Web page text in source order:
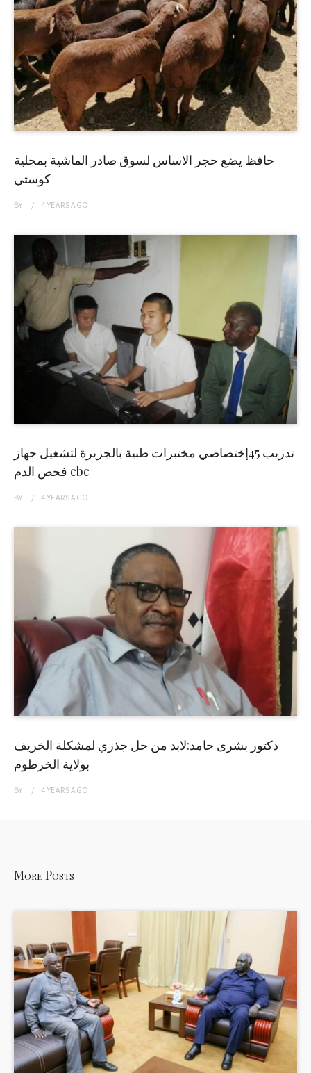
حافظ يضع حجر الاساس لسوق صادر الماشية بمحلية
كوستي
BY 4 YEARSAGO
تدريب 45إختصاصي مختبرات طبية بالجزيرة لتشغيل جهاز
فحص الدم cbc
BY 4 YEARSAGO
دكتور بشرى حامد:لابد من حل جذري لمشكلة الخريف
بولاية الخرطوم
BY 4 YEARSAGO
More Posts